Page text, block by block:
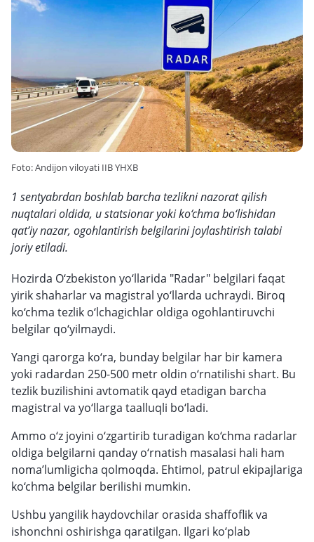
Foto: Andijon viloyati IIB YHXB
1 sentyabrdan boshlab barcha tezlikni nazorat qilish
nuqtalari oldida, u statsionar yoki ko‘chma bo‘lishidan
qat’iy nazar, ogohlantirish belgilarini joylashtirish talabi
joriy etiladi.
Hozirda O‘zbekiston yo‘llarida "Radar" belgilari faqat
yirik shaharlar va magistral yo‘llarda uchraydi. Biroq
ko‘chma tezlik o‘lchagichlar oldiga ogohlantiruvchi
belgilar qo‘yilmaydi.
Yangi qarorga ko‘ra, bunday belgilar har bir kamera
yoki radardan 250-500 metr oldin o‘rnatilishi shart. Bu
tezlik buzilishini avtomatik qayd etadigan barcha
magistral va yo‘llarga taalluqli bo‘ladi.
Ammo o‘z joyini o‘zgartirib turadigan ko‘chma radarlar
oldiga belgilarni qanday o‘rnatish masalasi hali ham
noma’lumligicha qolmoqda. Ehtimol, patrul ekipajlariga
ko‘chma belgilar berilishi mumkin.
Ushbu yangilik haydovchilar orasida shaffoflik va
ishonchni oshirishga qaratilgan. Ilgari ko‘plab